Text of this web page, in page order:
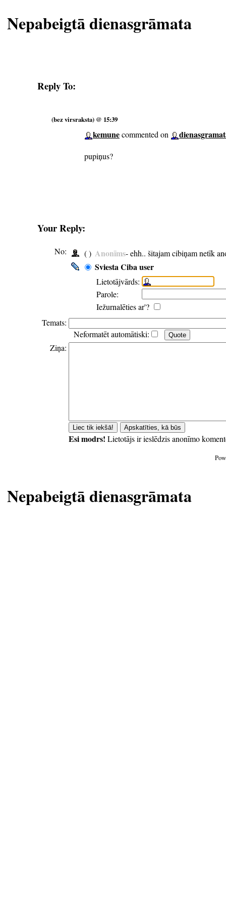
Nepabeigtā dienasgrāmata
Reply To:
(bez virsraksta) @ 15:39
kemunecommented on
pupiņus?
Your Reply:
No: ( ) Anonīms- ehh.. šitajam cibiņam netīk
Sviesta Ciba user
Lietotājvārds:
Parole:
Iežurnalēties ar'?
Temats:
Neformatēt automātiski:
Ziņa:
Esi modrs! Lietotājs ir ieslēdzis anonīmo
Nepabeigtā dienasgrāmata